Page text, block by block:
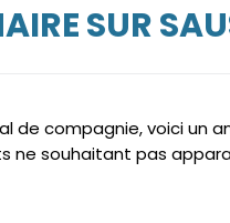
SUR
de compagnie, voici un
ne souhaitant pas